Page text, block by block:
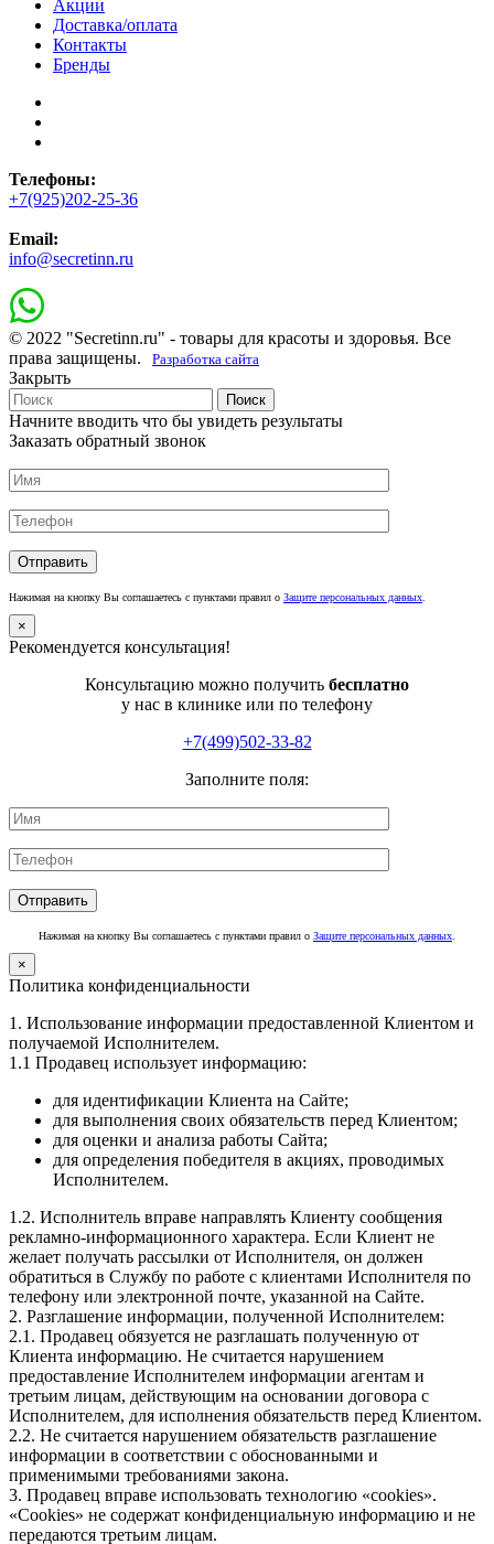
Акции
Доставка/оплата
Контакты
Бренды
Телефоны:
+7(925)202-25-36
Email:
info@secretinn.ru
© 2022 "Secretinn.ru" - товары для красоты и здоровья. Все
права защищены.
Разработка сайта
Закрыть
Поиск
Начните вводить что бы увидеть результаты
Заказать обратный звонок
Нажимая на кнопку Вы соглашаетесь с пунктами правил о Защите персональных данных
×
Рекомендуется консультация!
Консультацию можно получить бесплатно
у нас в клинике или по телефону
+7(499)502-33-82
Заполните поля:
Нажимая на кнопку Вы соглашаетесь с пунктами правил о Защите персональных данных
×
Политика конфиденциальности
1. Использование информации предоставленной Клиентом и
получаемой Исполнителем.
1.1 Продавец использует информацию:
для идентификации Клиента на Сайте;
для выполнения своих обязательств перед Клиентом;
для оценки и анализа работы Сайта;
для определения победителя в акциях, проводимых
Исполнителем.
1.2. Исполнитель вправе направлять Клиенту сообщения
рекламно-информационного характера. Если Клиент не
желает получать рассылки от Исполнителя, он должен
обратиться в Службу по работе с клиентами Исполнителя по
телефону или электронной почте, указанной на Сайте.
2. Разглашение информации, полученной Исполнителем:
2.1. Продавец обязуется не разглашать полученную от
Клиента информацию. Не считается нарушением
предоставление Исполнителем информации агентам и
третьим лицам, действующим на основании договора с
Исполнителем, для исполнения обязательств перед Клиентом.
2.2. Не считается нарушением обязательств разглашение
информации в соответствии с обоснованными и
применимыми требованиями закона.
3. Продавец вправе использовать технологию «cookies».
«Cookies» не содержат конфиденциальную информацию и не
передаются третьим лицам.